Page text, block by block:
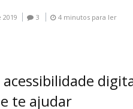
2019 3 4 minutos para ler
acessibilidade
te ajudar